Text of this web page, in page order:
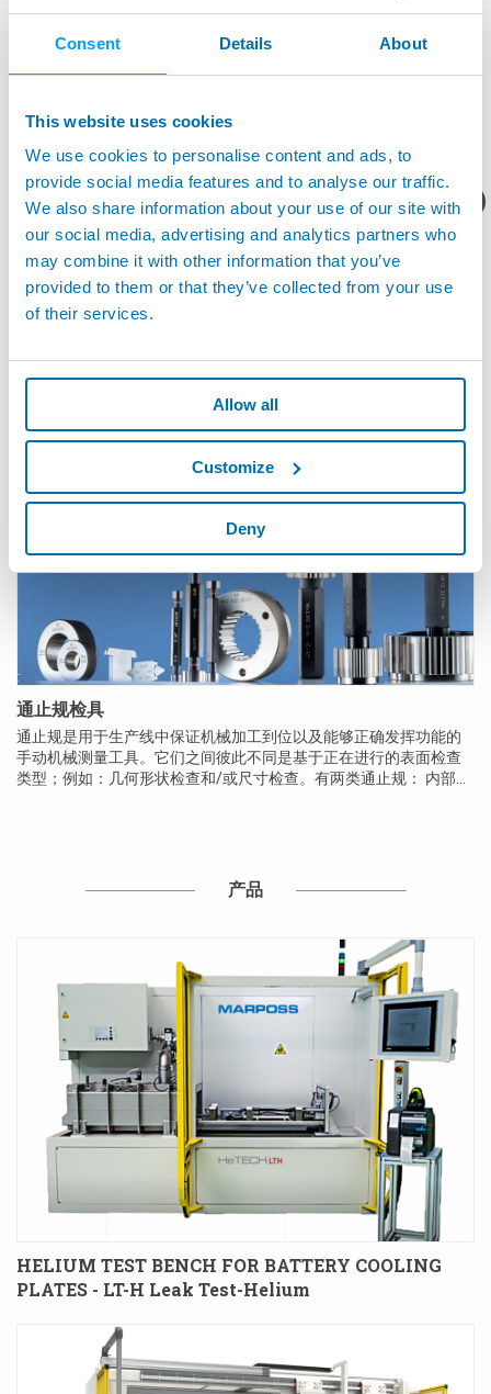
Consent Details About
This website uses cookies
We use cookies to personalise content and ads, to
provide social media features and to analyse our traffic.
We also share information about your use of our site with
our social media, advertising and analytics partners who
may combine it with other information that you’ve
provided to them or that they’ve collected from your use
of their services.
Allow all
Customize
Deny
信号转换器和数据采集接口单元
数据采集系统是将模拟和数字传感器与处理数据的嵌入式工业或商
业个人电脑连接起来的接口盒。 该系统由车间认证，可根据需要组
通止规检具
通止规是用于生产线中保证机械加工到位以及能够正确发挥功能的
手动机械测量工具。它们之间彼此不同是基于正在进行的表面检查
类型；例如：几何形状检查和/或尺寸检查。有两类通止规： 内部圆
产品
HELIUM TEST BENCH FOR BATTERY COOLING
PLATES - LT-H Leak Test-Helium
您想要了解什么呢？